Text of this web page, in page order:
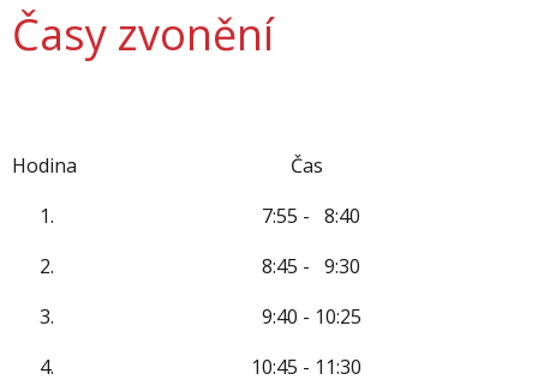
Časy zvonění
Hodina
Čas
1.
7:55 - 8:40
2.
8:45 - 9:30
3.
9:40 - 10:25
4.
10:45 - 11:30